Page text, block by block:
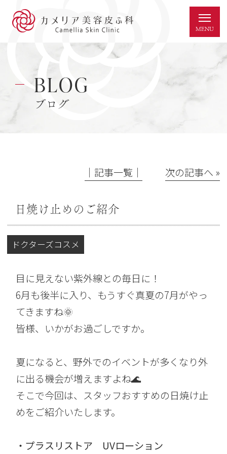
BLOG
ブログ
│記事一覧│ 次の記事へ »
日焼け止めのご紹介
ドクターズコスメ
目に見えない紫外線との毎日に！
6月も後半に入り、もうすぐ真夏の7月がやっ
てきますね🌞
皆様、いかがお過ごしですか。
夏になると、野外でのイベントが多くなり外
に出る機会が増えますよね🌊
そこで今回は、スタッフおすすめの日焼け止
めをご紹介いたします。
・プラスリストア UVローション